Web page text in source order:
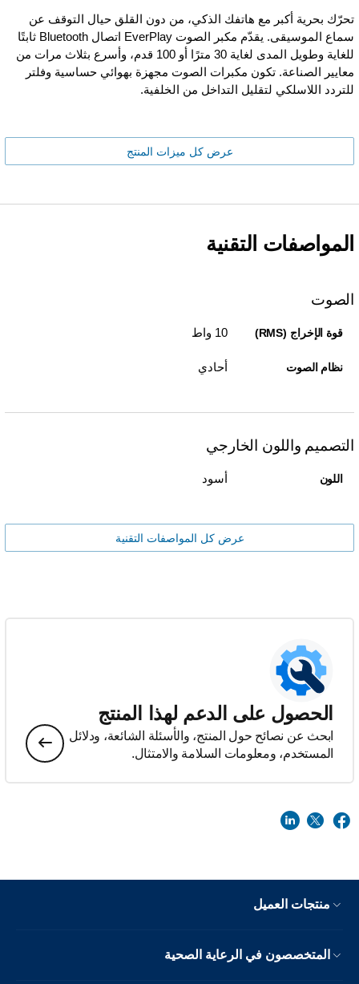
تحرّك بحرية أكبر مع هاتفك الذكي، من دون القلق حيال التوقف عن
سماع الموسيقى. يقدّم مكبر الصوت EverPlay اتصال Bluetooth ثابتًا
للغاية وطويل المدى لغاية 30 مترًا أو 100 قدم، وأسرع بثلاث مرات من
معايير الصناعة. تكون مكبرات الصوت مجهزة بهوائي حساسية وفلتر
للتردد اللاسلكي لتقليل التداخل من الخلفية.
عرض كل ميزات المنتج
المواصفات التقنية
الصوت
قوة الإخراج (RMS) 10 واط
نظام الصوت أحادي
التصميم واللون الخارجي
اللون أسود
عرض كل المواصفات التقنية
الحصول على الدعم لهذا المنتج
ابحث عن نصائح حول المنتج، والأسئلة الشائعة، ودلائل
المستخدم، ومعلومات السلامة والامتثال.
منتجات العميل
المتخصصون في الرعاية الصحية